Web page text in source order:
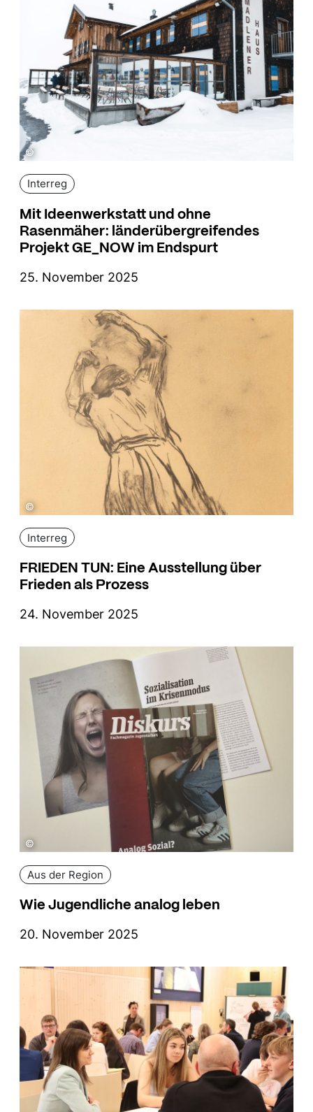
©
Interreg
Mit Ideenwerkstatt und ohne
Rasenmäher: länderübergreifendes
Projekt GE_NOW im Endspurt
25. November 2025
©
Interreg
FRIEDEN TUN: Eine Ausstellung über
Frieden als Prozess
24. November 2025
©
Aus der Region
Wie Jugendliche analog leben
20. November 2025